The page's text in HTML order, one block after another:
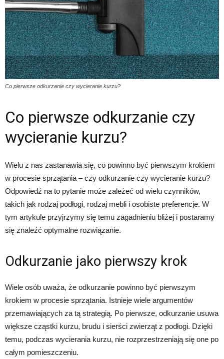
Co pierwsze odkurzanie czy wycieranie kurzu?
Co pierwsze odkurzanie czy
wycieranie kurzu?
Wielu z nas zastanawia się, co powinno być pierwszym krokiem
w procesie sprzątania – czy odkurzanie czy wycieranie kurzu?
Odpowiedź na to pytanie może zależeć od wielu czynników,
takich jak rodzaj podłogi, rodzaj mebli i osobiste preferencje. W
tym artykule przyjrzymy się temu zagadnieniu bliżej i postaramy
się znaleźć optymalne rozwiązanie.
Odkurzanie jako pierwszy krok
Wiele osób uważa, że odkurzanie powinno być pierwszym
krokiem w procesie sprzątania. Istnieje wiele argumentów
przemawiających za tą strategią. Po pierwsze, odkurzanie usuwa
większe cząstki kurzu, brudu i sierści zwierząt z podłogi. Dzięki
temu, podczas wycierania kurzu, nie rozprzestrzeniają się one po
całym pomieszczeniu.